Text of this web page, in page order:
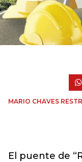
MARIO CHAVES
El puente de